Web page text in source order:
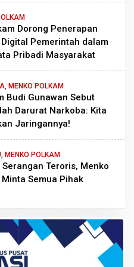
Dorong Penerapan
Pemerintah dalam
Pribadi Masyarakat
MENKO POLKAM
Budi Gunawan Sebut
Darurat Narkoba: Kita
Jaringannya!
MENKO POLKAM
Teroris, Menko
Semua Pihak